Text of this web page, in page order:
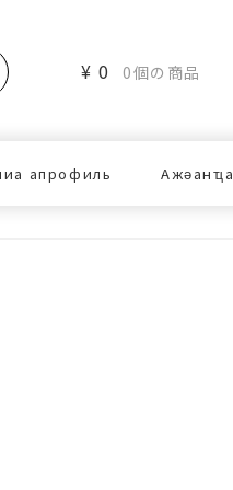
апрофиль Ажәанҵа
¥ 0 0個の商品